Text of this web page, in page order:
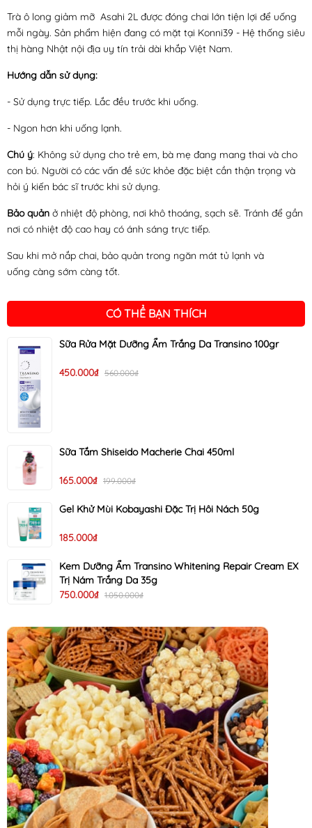
Trà ô long giảm mỡ Asahi 2L được đóng chai lớn tiện lợi để uống
mỗi ngày. Sản phẩm hiện đang có mặt tại Konni39 - Hệ thống siêu
thị hàng Nhật nội địa uy tín trải dài khắp Việt Nam.
Hướng dẫn sử dụng:
- Sử dụng trực tiếp. Lắc đều trước khi uống.
- Ngon hơn khi uống lạnh.
Chú ý: Không sử dụng cho trẻ em, bà mẹ đang mang thai và cho
con bú. Người có các vấn đề sức khỏe đặc biệt cần thận trọng và
hỏi ý kiến bác sĩ trước khi sử dụng.
Bảo quản ở nhiệt độ phòng, nơi khô thoáng, sạch sẽ. Tránh để gần
nơi có nhiệt độ cao hay có ánh sáng trực tiếp.
Sau khi mở nắp chai, bảo quản trong ngăn mát tủ lạnh và
uống càng sớm càng tốt.
CÓ THỂ BẠN THÍCH
Sữa Rửa Mặt Dưỡng Ẩm Trắng Da Transino 100gr
450.000₫ 560.000₫
Sữa Tắm Shiseido Macherie Chai 450ml
165.000₫ 199.000₫
Gel Khử Mùi Kobayashi Đặc Trị Hôi Nách 50g
185.000₫
Kem Dưỡng Ẩm Transino Whitening Repair Cream EX
Trị Nám Trắng Da 35g
750.000₫ 1.050.000₫